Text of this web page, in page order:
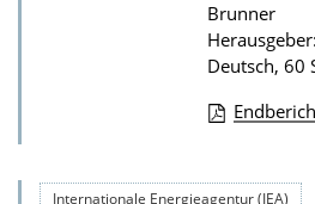
o
n
Brunner
Deutsch, 60
Internationale Energieagentur (IEA)